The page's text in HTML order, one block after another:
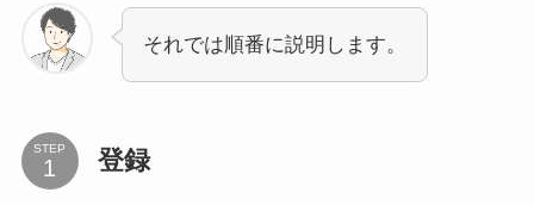
それでは順番に説明します。
STEP 登録